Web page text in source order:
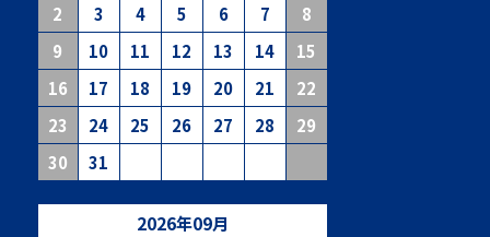
2
3 4 5 6 7
8
9
10 11 12 13 14
15
16
17 18 19 20 21
22
23
24 25 26 27 28
29
30
31
2026年09月